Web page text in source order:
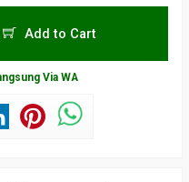
Add to Cart
Via WA